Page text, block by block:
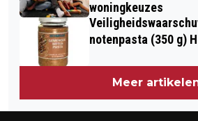
woningkeuzes
notenpasta (350 g)
Meer